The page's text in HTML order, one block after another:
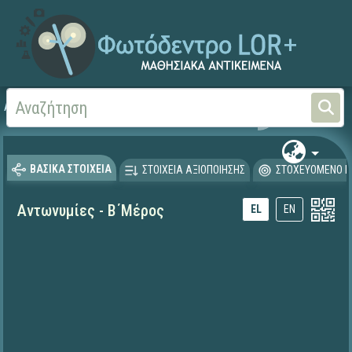
Αρχική
ΒΑΣΙΚΑ ΣΤΟΙΧΕΙΑ ΣΤΟΙΧΕΙΑ ΑΞΙΟΠΟΙΗΣΗΣ ΣΤΟΧΕΥΟΜΕΝΟ
Αντωνυμίες - Β΄Μέρος EL EN